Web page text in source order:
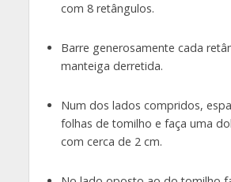
com 8 retângulos.
Barre generosamente cada
manteiga derretida.
Num dos lados compridos,
folhas de tomilho e faça uma
com cerca de 2 cm.